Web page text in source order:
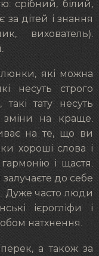
срібний, білий,
за дітей і знання
вихователь).
які можна
несуть строго
тату несуть
зміни на краще.
на те, що ви
хороші слова і
і щастя.
до себе
Дуже часто люди
ієрогліфи і
натхнення.
а також за